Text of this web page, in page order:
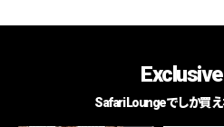
Safari Loungeでしか買